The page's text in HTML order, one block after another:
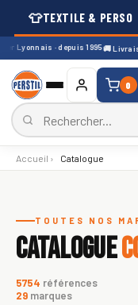
👕TEXTILE & PERSO
Lyonnais · depuis 1995🚚
0
Accueil › Catalogue
TOUTES NOS
CATALOGUE
5754 références
29 marques